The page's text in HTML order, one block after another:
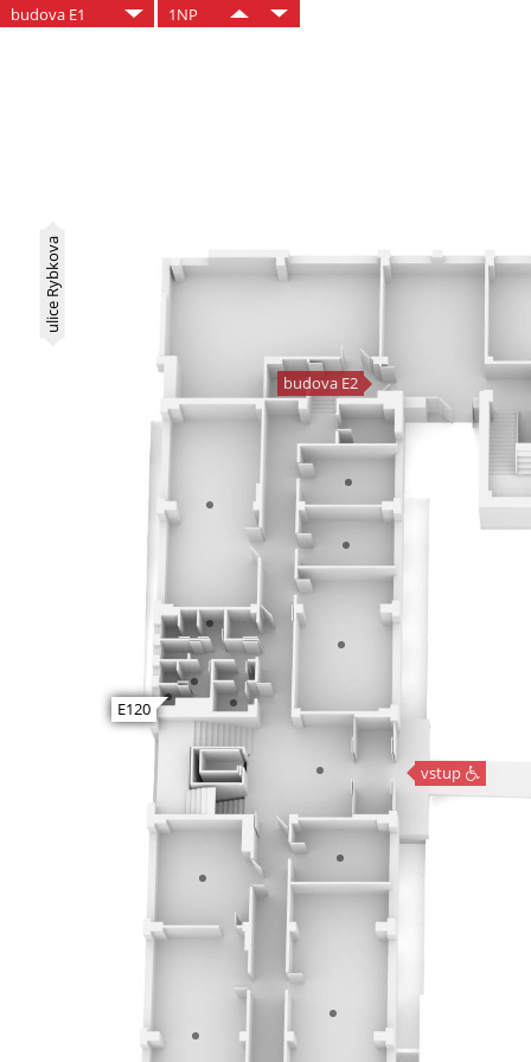
budova E1 1NP
vstup
budova E2
E120
ulice Rybkova